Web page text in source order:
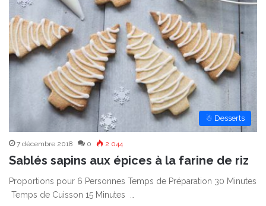
☃ Desserts
7 décembre 2018 0 2 044
Sablés sapins aux épices à la farine de riz
Proportions pour 6 Personnes Temps de Préparation 30 Minutes
Temps de Cuisson 15 Minutes …